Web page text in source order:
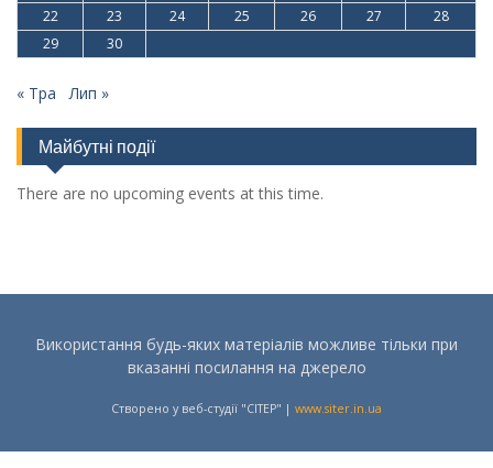
22
23 24 25 26 27
28
29
30
« Тра Лип »
Майбутні події
There are no upcoming events at this time.
Використання будь-яких матеріалів можливе тільки при
вказанні посилання на джерело
Створено у веб-студії "СІТЕР" | www.siter.in.ua